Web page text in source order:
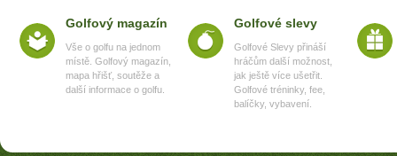
Golfový magazín
Vše o golfu na jednom
místě. Golfový magazín,
mapa hřišť, soutěže a
další informace o golfu.
Golfové slevy
Golfové Slevy přináší
hráčům další možnost,
jak ještě více ušetřit.
Golfové tréninky, fee,
balíčky, vybavení.